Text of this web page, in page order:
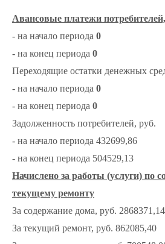
Авансовые платежи
- на начало периода 0
- на конец периода 0
Переходящие остатки денежных
- на начало периода 0
- на конец периода 0
Задолженность потребителей, руб.
- на начало периода 432699,86
- на конец периода 504529,13
Начислено за работы (услуги) по
текущему ремонту
За содержание дома, руб. 2868371,14
За текущий ремонт, руб. 862085,40